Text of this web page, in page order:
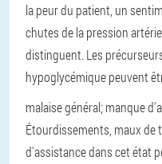
la peur du patient, un
chutes de la pression
distinguent. Les
hypoglycémique peuvent
malaise général;manque
Étourdissements, maux de
d'assistance dans cet état